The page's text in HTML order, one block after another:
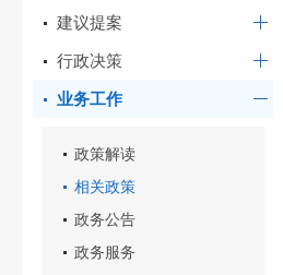
建议提案
行政决策
业务工作
政策解读
相关政策
政务公告
政务服务